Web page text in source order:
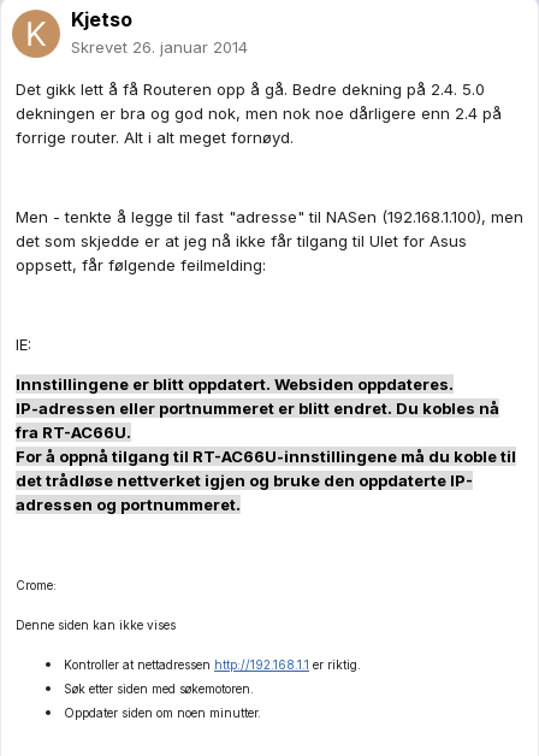
Kjetso
Skrevet 26. januar 2014
Det gikk lett å få Routeren opp å gå. Bedre dekning på 2.4. 5.0
dekningen er bra og god nok, men nok noe dårligere enn 2.4 på
forrige router. Alt i alt meget fornøyd.
Men - tenkte å legge til fast "adresse" til NASen (192.168.1.100), men
det som skjedde er at jeg nå ikke får tilgang til UIet for Asus
oppsett, får følgende feilmelding:
IE:
Innstillingene er blitt oppdatert. Websiden oppdateres.
IP-adressen eller portnummeret er blitt endret. Du kobles nå
fra RT-AC66U.
For å oppnå tilgang til RT-AC66U-innstillingene må du koble til
det trådløse nettverket igjen og bruke den oppdaterte IP-
adressen og portnummeret.
Crome:
Denne siden kan ikke vises
Kontroller at nettadressen http://192.168.1.1 er riktig.
Søk etter siden med søkemotoren.
Oppdater siden om noen minutter.